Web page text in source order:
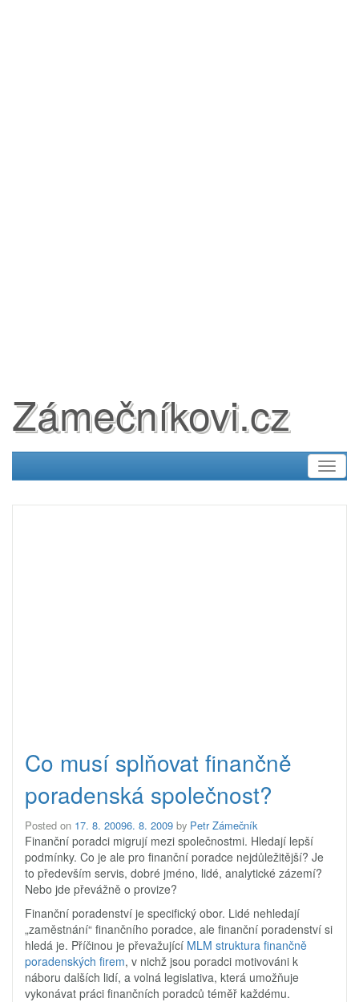
Zámečníkovi.cz
Co musí splňovat finančně
poradenská společnost?
Posted on 17. 8. 20096. 8. 2009 by Petr Zámečník
Finanční poradci migrují mezi společnostmi. Hledají lepší
podmínky. Co je ale pro finanční poradce nejdůležitější? Je
to především servis, dobré jméno, lidé, analytické zázemí?
Nebo jde převážně o provize?
Finanční poradenství je specifický obor. Lidé nehledají
„zaměstnání“ finančního poradce, ale finanční poradenství si
hledá je. Příčinou je převažující MLM struktura finančně
poradenských firem, v nichž jsou poradci motivováni k
náboru dalších lidí, a volná legislativa, která umožňuje
vykonávat práci finančních poradců téměř každému.